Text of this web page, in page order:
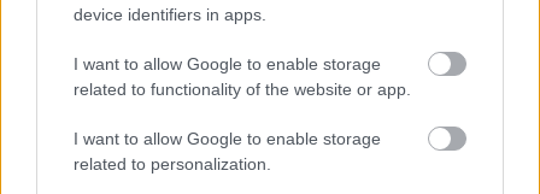
device identifiers in apps.
I want to allow Google to enable storage
related to functionality of the website or app.
I want to allow Google to enable storage
related to personalization.